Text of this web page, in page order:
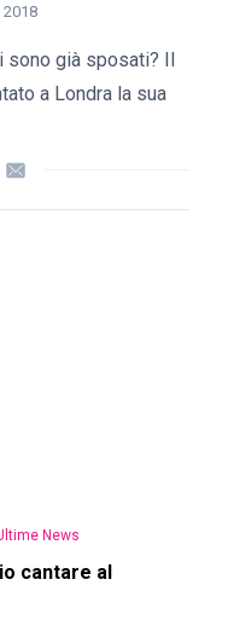
sono già sposati? Il
a Londra la sua
News
cantare al